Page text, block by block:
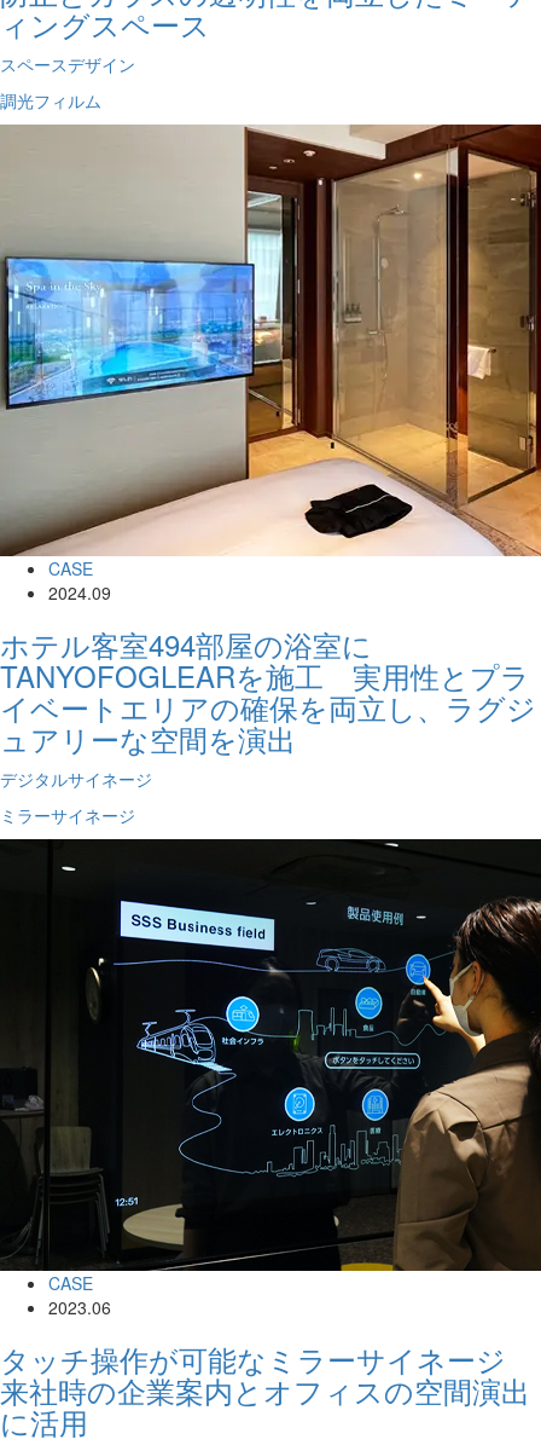
ィングスペース
スペースデザイン
調光フィルム
CASE
2024.09
ホテル客室494部屋の浴室に
TANYOFOGLEARを施工 実用性とプラ
イベートエリアの確保を両立し、ラグジ
ュアリーな空間を演出
デジタルサイネージ
ミラーサイネージ
CASE
2023.06
タッチ操作が可能なミラーサイネージ
来社時の企業案内とオフィスの空間演出
に活用